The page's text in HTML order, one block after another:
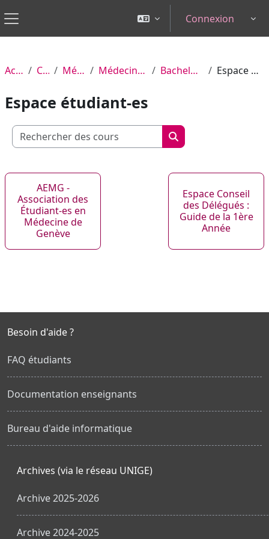
Panneau latéral
Connexion
Accueil Cours Médecine Médecine humaine Bachelor, année 1 Espace étudiant-es
Espace étudiant-es
Rechercher des cours
Rechercher des
AEMG -
Association des
Étudiant-es en
Médecine de
Genève
Espace Conseil
des Délégués :
Guide de la 1ère
Année
Besoin d'aide ?
FAQ étudiants
Documentation enseignants
Bureau d'aide informatique
Archives (via le réseau UNIGE)
Archive 2025-2026
Archive 2024-2025